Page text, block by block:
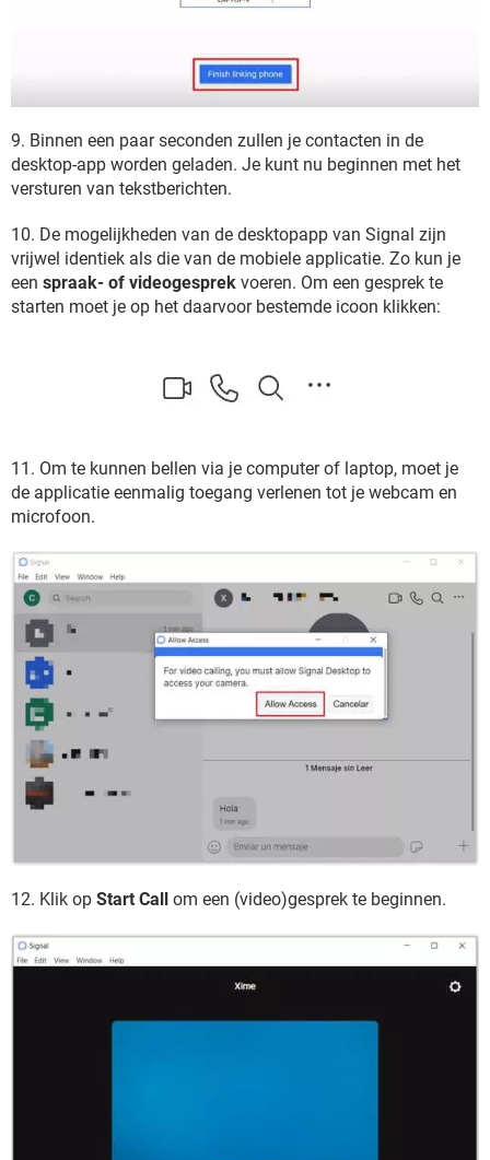
9. Binnen een paar seconden zullen je contacten in de
desktop-app worden geladen. Je kunt nu beginnen met het
versturen van tekstberichten.
10. De mogelijkheden van de desktopapp van Signal zijn
vrijwel identiek als die van de mobiele applicatie. Zo kun je
een spraak- of videogesprek voeren. Om een gesprek te
starten moet je op het daarvoor bestemde icoon klikken:
11. Om te kunnen bellen via je computer of laptop, moet je
de applicatie eenmalig toegang verlenen tot je webcam en
microfoon.
12. Klik op Start Call om een (video)gesprek te beginnen.